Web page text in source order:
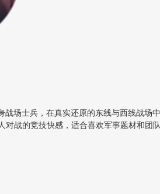
战场士兵，在真实还原的东线与西线战
战的竞技快感，适合喜欢军事题材和团队